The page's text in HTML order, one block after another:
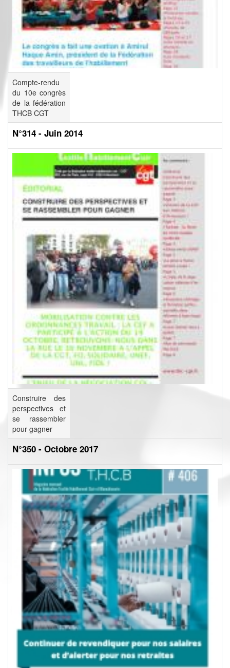
Compte-rendu
du 10e congrès
de la fédération
THCB CGT
N°314 - Juin 2014
Construire des
perspectives et
se rassembler
pour gagner
N°350 - Octobre 2017